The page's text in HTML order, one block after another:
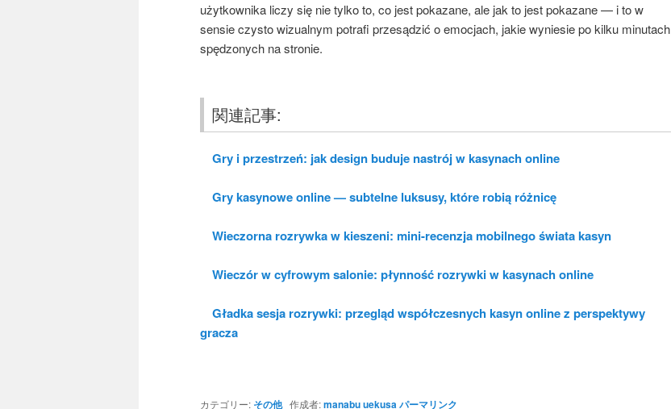
użytkownika liczy się nie tylko to, co jest pokazane, ale jak to jest pokazane — i to w
sensie czysto wizualnym potrafi przesądzić o emocjach, jakie wyniesie po kilku minutach
spędzonych na stronie.
関連記事:
Gry i przestrzeń: jak design buduje nastrój w kasynach online
Gry kasynowe online — subtelne luksusy, które robią różnicę
Wieczorna rozrywka w kieszeni: mini-recenzja mobilnego świata kasyn
Wieczór w cyfrowym salonie: płynność rozrywki w kasynach online
Gładka sesja rozrywki: przegląd współczesnych kasyn online z perspektywy
gracza
カテゴリー: その他作成者:manabu uekusaパーマリンク